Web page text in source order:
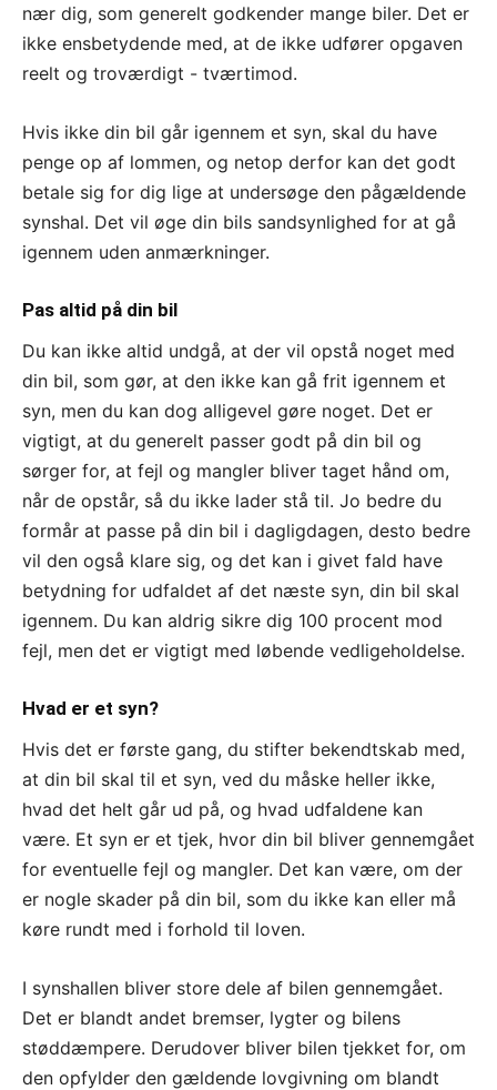
nær dig, som generelt godkender mange biler. Det er
ikke ensbetydende med, at de ikke udfører opgaven
reelt og troværdigt - tværtimod.
Hvis ikke din bil går igennem et syn, skal du have
penge op af lommen, og netop derfor kan det godt
betale sig for dig lige at undersøge den pågældende
synshal. Det vil øge din bils sandsynlighed for at gå
igennem uden anmærkninger.
Pas altid på din bil
Du kan ikke altid undgå, at der vil opstå noget med
din bil, som gør, at den ikke kan gå frit igennem et
syn, men du kan dog alligevel gøre noget. Det er
vigtigt, at du generelt passer godt på din bil og
sørger for, at fejl og mangler bliver taget hånd om,
når de opstår, så du ikke lader stå til. Jo bedre du
formår at passe på din bil i dagligdagen, desto bedre
vil den også klare sig, og det kan i givet fald have
betydning for udfaldet af det næste syn, din bil skal
igennem. Du kan aldrig sikre dig 100 procent mod
fejl, men det er vigtigt med løbende vedligeholdelse.
Hvad er et syn?
Hvis det er første gang, du stifter bekendtskab med,
at din bil skal til et syn, ved du måske heller ikke,
hvad det helt går ud på, og hvad udfaldene kan
være. Et syn er et tjek, hvor din bil bliver gennemgået
for eventuelle fejl og mangler. Det kan være, om der
er nogle skader på din bil, som du ikke kan eller må
køre rundt med i forhold til loven.
I synshallen bliver store dele af bilen gennemgået.
Det er blandt andet bremser, lygter og bilens
støddæmpere. Derudover bliver bilen tjekket for, om
den opfylder den gældende lovgivning om blandt